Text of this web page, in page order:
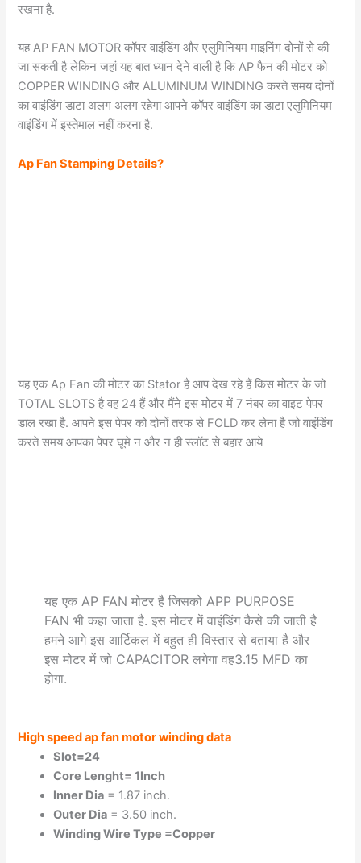
रखना है.
यह AP FAN MOTOR कॉपर वाइंडिंग और एलुमिनियम माइनिंग दोनों से की
जा सकती है लेकिन जहां यह बात ध्यान देने वाली है कि AP फैन की मोटर को
COPPER WINDING और ALUMINUM WINDING करते समय दोनों
का वाइंडिंग डाटा अलग अलग रहेगा आपने कॉपर वाइंडिंग का डाटा एलुमिनियम
वाइंडिंग में इस्तेमाल नहीं करना है.
Ap Fan Stamping Details?
यह एक Ap Fan की मोटर का Stator है आप देख रहे हैं किस मोटर के जो
TOTAL SLOTS है वह 24 हैं और मैंने इस मोटर में 7 नंबर का वाइट पेपर
डाल रखा है. आपने इस पेपर को दोनों तरफ से FOLD कर लेना है जो वाइंडिंग
करते समय आपका पेपर घूमे न और न ही स्लॉट से बहार आये
यह एक AP FAN मोटर है जिसको APP PURPOSE
FAN भी कहा जाता है. इस मोटर में वाइंडिंग कैसे की जाती है
हमने आगे इस आर्टिकल में बहुत ही विस्तार से बताया है और
इस मोटर में जो CAPACITOR लगेगा वह3.15 MFD का
होगा.
High speed ap fan motor winding data
Slot=24
Core Lenght= 1Inch
Inner Dia = 1.87 inch.
Outer Dia = 3.50 inch.
Winding Wire Type =Copper